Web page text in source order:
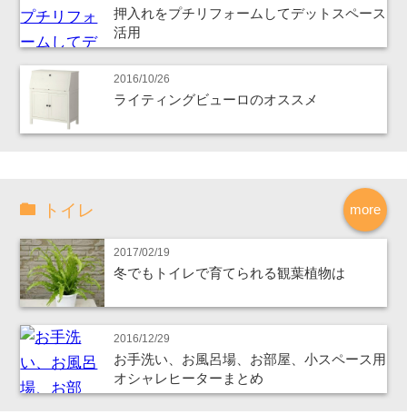
押入れをプチリフォームしてデットスペース
活用
2016/10/26
ライティングビューロのオススメ
more
トイレ
2017/02/19
冬でもトイレで育てられる観葉植物は
2016/12/29
お手洗い、お風呂場、お部屋、小スペース用
オシャレヒーターまとめ